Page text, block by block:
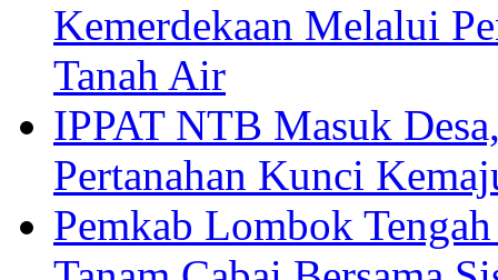
Kemerdekaan Melalui
Tanah Air
IPPAT NTB Masuk
Pertanahan Kunci
Pemkab Lombok